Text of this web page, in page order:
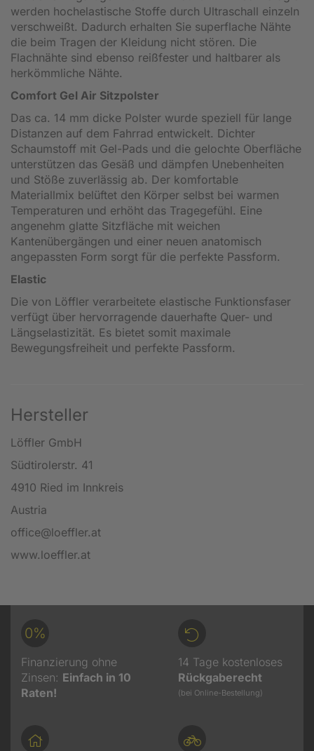
werden hochelastische Stoffe durch Ultraschall einzeln
verschweißt. Dadurch erhalten Sie superflache Nähte
die beim Tragen der Kleidung nicht stören. Die
Flachnähte sind ebenso reißfester und haltbarer als
herkömmliche Nähte.
Comfort Gel Air Sitzpolster
Das ca. 14 mm dicke Polster wurde speziell für lange
Distanzen auf dem Fahrrad entwickelt. Dichter
Schaumstoff mit Gel-Pads und die gelochte Oberfläche
unterstützen das Gesäß und dämpfen Unebenheiten
und Stöße zuverlässig ab. Der komfortable
Materiallmix belüftet den Körper selbst bei warmen
Temperaturen und erhöht das Tragegefühl. Eine
angenehm glatte Sitzfläche mit weichen
Kantenübergängen und einer neuen anatomisch
angepassten Form sorgt für die perfekte Passform.
Elastic
Die von Löffler verarbeitete elastische Funktionsfaser
verfügt über hervorragende dauerhafte Quer- und
Längselastizität. Es bietet somit maximale
Bewegungsfreiheit und perfekte Passform.
Hersteller
Löffler GmbH
Südtirolerstr. 41
4910 Ried im Innkreis
Austria
office@loeffler.at
www.loeffler.at
0%
Finanzierung ohne
Zinsen: Einfach in 10
Raten!
14 Tage kostenloses
Rückgaberecht
(bei Online-Bestellung)